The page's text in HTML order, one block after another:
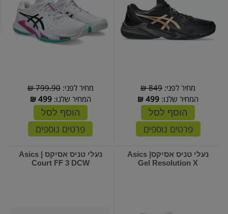
מחיר לפני:849 ₪
המחיר שלנו: 499
₪
הוסף לסל
פרטים נוספים
מחיר לפני:799.90 ₪
המחיר שלנו:499
₪
הוסף לסל
פרטים נוספים
נעלי טניס אסיקס| Asics
Gel Resolution X
נעלי טניס אסיקס | Asics
Court FF 3 DCW